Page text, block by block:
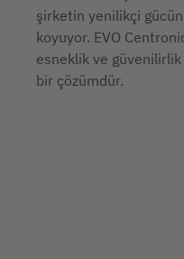
şirketin yenilikçi
koyuyor. EVO
esneklik ve
bir çözümdür.